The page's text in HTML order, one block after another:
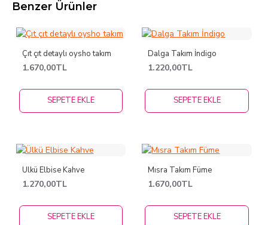
Benzer Ürünler
Çıt çıt detaylı oysho takım
1.670,00TL
SEPETE EKLE
Dalga Takım İndigo
1.220,00TL
SEPETE EKLE
Ülkü Elbise Kahve
1.270,00TL
SEPETE EKLE
Mısra Takım Füme
1.670,00TL
SEPETE EKLE